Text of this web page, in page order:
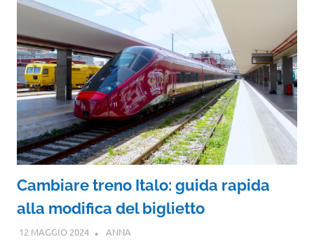
Cambiare treno Italo: guida rapida
alla modifica del biglietto
12 MAGGIO 2024 ANNA